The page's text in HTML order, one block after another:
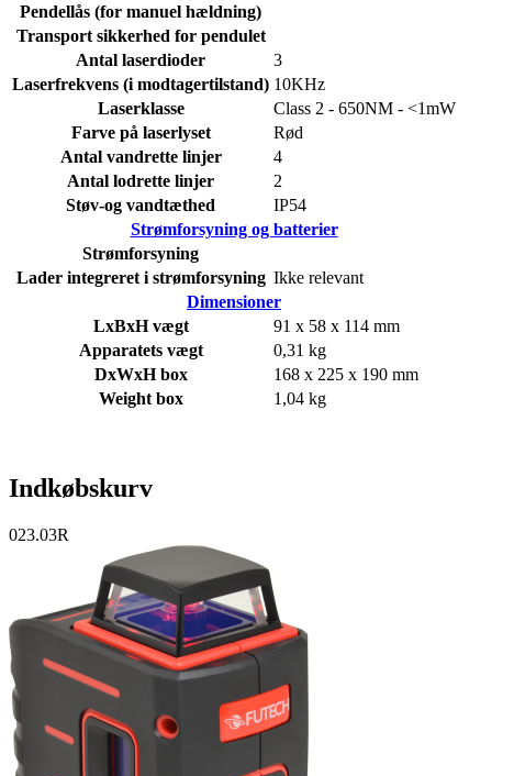
Pendellås (for manuel hældning)
Transport sikkerhed for pendulet
Antal laserdioder
3
Laserfrekvens (i modtagertilstand) 10KHz
Laserklasse
Class 2 - 650NM - <1mW
Farve på laserlyset
Rød
Antal vandrette linjer
4
Antal lodrette linjer
2
Støv-og vandtæthed
IP54
Strømforsyning og batterier
Strømforsyning
Lader integreret i strømforsyning Ikke relevant
Dimensioner
LxBxH vægt
91 x 58 x 114 mm
Apparatets vægt
0,31 kg
DxWxH box
168 x 225 x 190 mm
Weight box
1,04 kg
Indkøbskurv
023.03R